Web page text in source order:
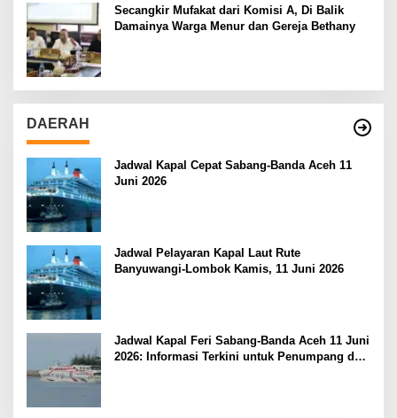
Secangkir Mufakat dari Komisi A, Di Balik
Damainya Warga Menur dan Gereja Bethany
DAERAH
Jadwal Kapal Cepat Sabang-Banda Aceh 11
Juni 2026
Jadwal Pelayaran Kapal Laut Rute
Banyuwangi-Lombok Kamis, 11 Juni 2026
Jadwal Kapal Feri Sabang-Banda Aceh 11 Juni
2026: Informasi Terkini untuk Penumpang dan